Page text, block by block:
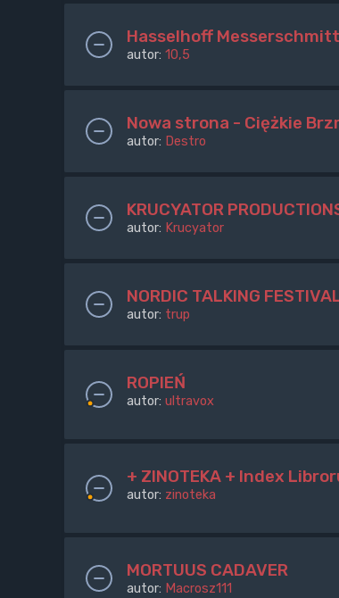
Hasselhoff Messerschmitt
autor: 10,5
Nowa strona - Ciężkie
autor: Destro
KRUCYATOR
autor: Krucyator
NORDIC TALKING
autor: trup
ROPIEŃ
autor: ultravox
+ ZINOTEKA + Index
autor: zinoteka
MORTUUS CADAVER
autor: Macrosz111